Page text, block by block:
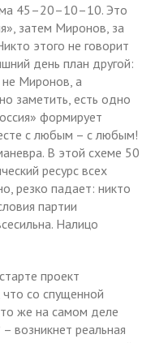
45–20–10–10. Это
затем Миронов, за
этого не говорит
день план другой:
Миронов, а
заметить, есть одно
формирует
с любым – с любым!
В этой схеме 50
ресурс всех
резко падает: никто
партии
Налицо
проект
со спущенной
же на самом деле
возникнет реальная